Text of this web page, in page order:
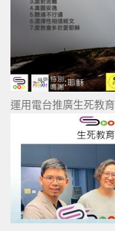
運用電台推廣生死教育